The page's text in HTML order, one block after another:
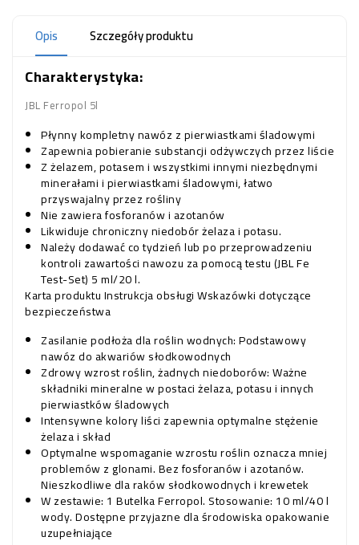
Opis Szczegóły produktu
Charakterystyka:
JBL Ferropol 5l
Płynny kompletny nawóz z pierwiastkami śladowymi
Zapewnia pobieranie substancji odżywczych przez liście
Z żelazem, potasem i wszystkimi innymi niezbędnymi
minerałami i pierwiastkami śladowymi, łatwo
przyswajalny przez rośliny
Nie zawiera fosforanów i azotanów
Likwiduje chroniczny niedobór żelaza i potasu.
Należy dodawać co tydzień lub po przeprowadzeniu
kontroli zawartości nawozu za pomocą testu (JBL Fe
Test-Set) 5 ml/20 l.
Karta produktuInstrukcja obsługiWskazówki dotyczące
bezpieczeństwa
Zasilanie podłoża dla roślin wodnych: Podstawowy
nawóz do akwariów słodkowodnych
Zdrowy wzrost roślin, żadnych niedoborów: Ważne
składniki mineralne w postaci żelaza, potasu i innych
pierwiastków śladowych
Intensywne kolory liści zapewnia optymalne stężenie
żelaza i skład
Optymalne wspomaganie wzrostu roślin oznacza mniej
problemów z glonami. Bez fosforanów i azotanów.
Nieszkodliwe dla raków słodkowodnych i krewetek
W zestawie: 1 Butelka Ferropol. Stosowanie: 10 ml/40 l
wody. Dostępne przyjazne dla środowiska opakowanie
uzupełniające